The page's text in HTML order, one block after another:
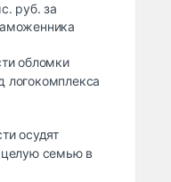
руб. за
обломки
логокомплекса
осудят
целую семью в